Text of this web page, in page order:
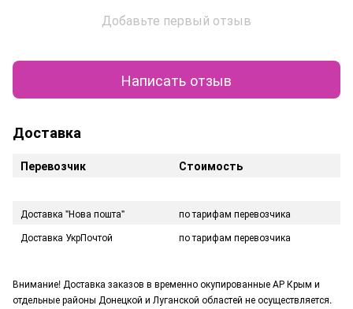
Добавьте первый отзыв
Написать отзыв
Доставка
Перевозчик Стоимость
Доставка "Нова пошта"
по тарифам перевозчика
Доставка УкрПочтой
по тарифам перевозчика
Внимание! Доставка заказов в временно окупированные АР Крым и
отдельные районы Донецкой и Луганской областей не осуществляется.